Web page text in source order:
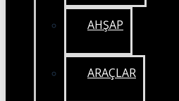
AHŞAP
ARAÇLAR